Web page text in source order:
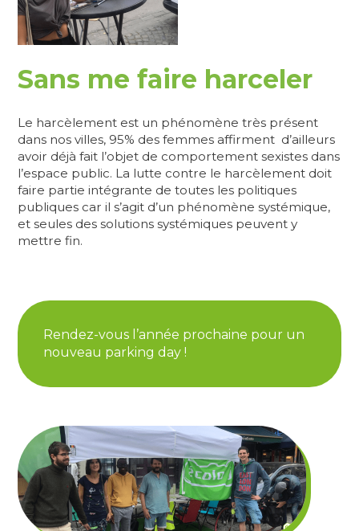
Sans me faire harceler
Le harcèlement est un phénomène très présent
dans nos villes, 95% des femmes affirment d’ailleurs
avoir déjà fait l’objet de comportement sexistes dans
l’espace public. La lutte contre le harcèlement doit
faire partie intégrante de toutes les politiques
publiques car il s’agit d’un phénomène systémique,
et seules des solutions systémiques peuvent y
mettre fin.
Rendez-vous l’année prochaine pour un
nouveau parking day !